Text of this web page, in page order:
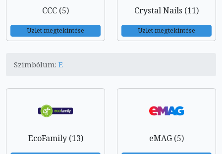
CCC (5)
Üzlet megtekintése
Crystal Nails (11)
Üzlet megtekintése
Szimbólum: E
EcoFamily (13) eMAG (5)